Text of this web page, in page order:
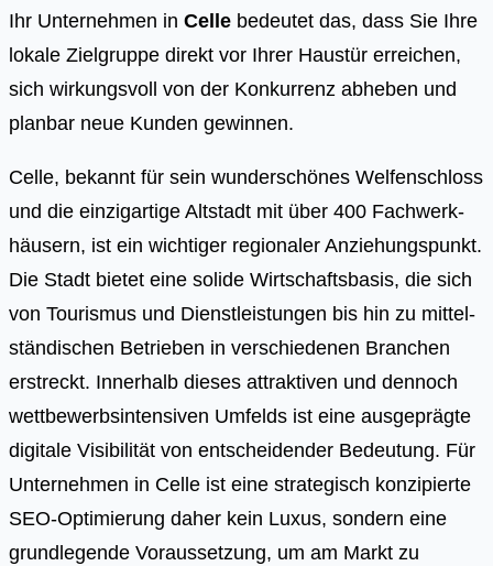
Ihr Unternehmen in Celle bedeutet das, dass Sie Ihre
lokale Zielgruppe direkt vor Ihrer Haustür erreichen,
sich wirkungsvoll von der Konkurrenz abheben und
planbar neue Kunden gewinnen.
Cel­le, bekannt für sein wun­der­schö­nes Wel­fen­schloss
und die ein­zig­ar­ti­ge Alt­stadt mit über 400 Fach­werk­
häu­sern, ist ein wich­ti­ger regio­na­ler Anzie­hungs­punkt.
Die Stadt bie­tet eine soli­de Wirt­schafts­ba­sis, die sich
von Tou­ris­mus und Dienst­leis­tun­gen bis hin zu mit­tel­
stän­di­schen Betrie­ben in ver­schie­de­nen Bran­chen
erstreckt. Inner­halb die­ses attrak­ti­ven und den­noch
wett­be­werbs­in­ten­si­ven Umfelds ist eine aus­ge­präg­te
digi­ta­le Visi­bi­li­tät von ent­schei­den­der Bedeu­tung. Für
Unter­neh­men in Cel­le ist eine stra­te­gisch kon­zi­pier­te
SEO-Opti­mie­rung daher kein Luxus, son­dern eine
grund­le­gen­de Vor­aus­set­zung, um am Markt zu